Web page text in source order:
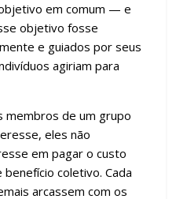
em comum — e
objetivo fosse
e guiados por seus
agiriam para
membros de um grupo
eles não
em pagar o custo
coletivo. Cada
arcassem com os